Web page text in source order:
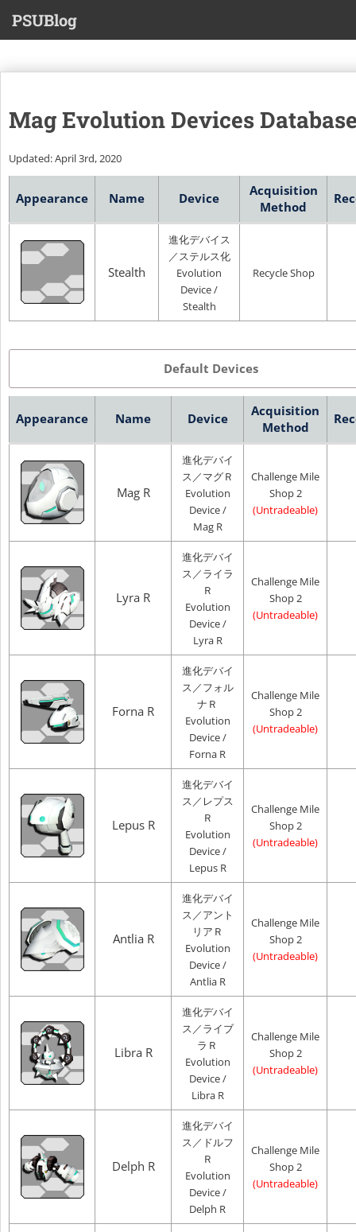
i
m
PSUBlog
Mag Evolution Devices
Updated: April 3rd, 2020
Appearance Name Device
Acquisition
Method
Stealth
進化デバイス
／ステルス化
Evolution
Device /
Stealth
Recycle Shop
Default Devices
Appearance Name Device
Acquisition
Method
Mag R
進化デバイ
ス／マグＲ
Evolution
Device /
Mag R
Challenge Mile
Shop 2
(Untradeable)
Lyra R
進化デバイ
ス／ライラ
Ｒ
Evolution
Device /
Lyra R
Challenge Mile
Shop 2
(Untradeable)
Forna R
進化デバイ
ス／フォル
ナＲ
Evolution
Device /
Forna R
Challenge Mile
Shop 2
(Untradeable)
Lepus R
進化デバイ
ス／レプス
Ｒ
Evolution
Device /
Lepus R
Challenge Mile
Shop 2
(Untradeable)
Antlia R
進化デバイ
ス／アント
リアＲ
Evolution
Device /
Antlia R
Challenge Mile
Shop 2
(Untradeable)
Libra R
進化デバイ
ス／ライブ
ラＲ
Evolution
Device /
Libra R
Challenge Mile
Shop 2
(Untradeable)
Delph R
進化デバイ
ス／ドルフ
Ｒ
Evolution
Device /
Delph R
Challenge Mile
Shop 2
(Untradeable)